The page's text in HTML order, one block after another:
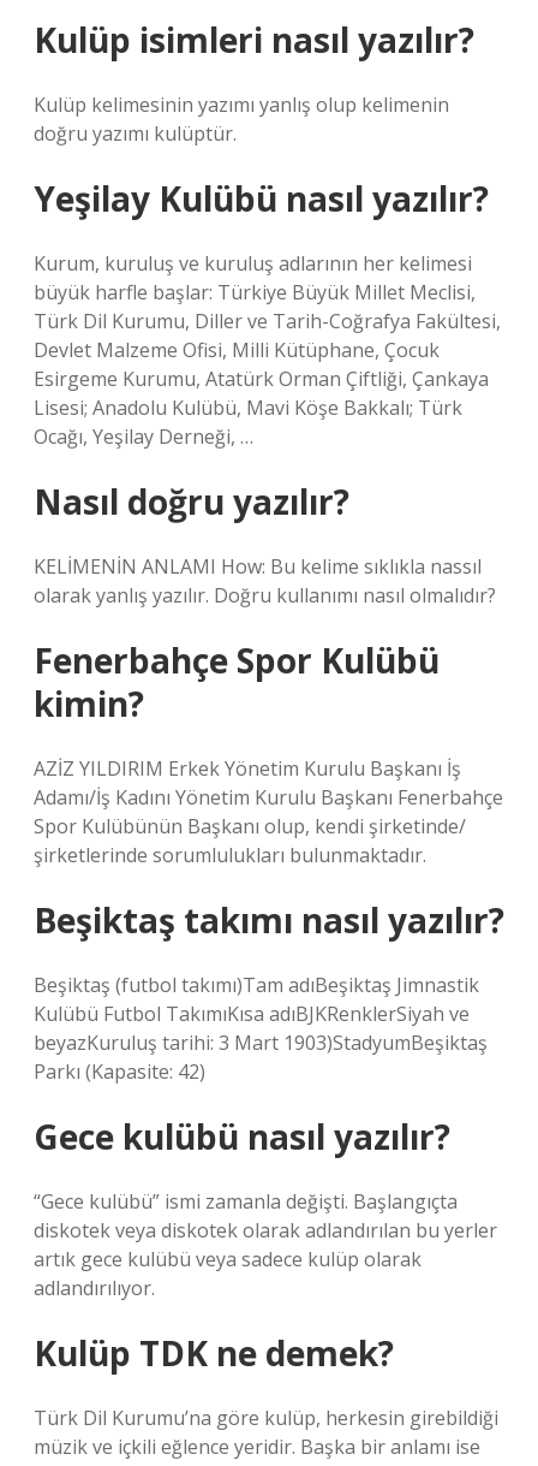
Kulüp isimleri nasıl yazılır?
Kulüp kelimesinin yazımı yanlış olup kelimenin
doğru yazımı kulüptür.
Yeşilay Kulübü nasıl yazılır?
Kurum, kuruluş ve kuruluş adlarının her kelimesi
büyük harfle başlar: Türkiye Büyük Millet Meclisi,
Türk Dil Kurumu, Diller ve Tarih-Coğrafya Fakültesi,
Devlet Malzeme Ofisi, Milli Kütüphane, Çocuk
Esirgeme Kurumu, Atatürk Orman Çiftliği, Çankaya
Lisesi; Anadolu Kulübü, Mavi Köşe Bakkalı; Türk
Ocağı, Yeşilay Derneği, …
Nasıl doğru yazılır?
KELİMENİN ANLAMI How: Bu kelime sıklıkla nassıl
olarak yanlış yazılır. Doğru kullanımı nasıl olmalıdır?
Fenerbahçe Spor Kulübü
kimin?
AZİZ YILDIRIM Erkek Yönetim Kurulu Başkanı İş
Adamı/İş Kadını Yönetim Kurulu Başkanı Fenerbahçe
Spor Kulübünün Başkanı olup, kendi şirketinde/
şirketlerinde sorumlulukları bulunmaktadır.
Beşiktaş takımı nasıl yazılır?
Beşiktaş (futbol takımı)Tam adıBeşiktaş Jimnastik
Kulübü Futbol TakımıKısa adıBJKRenklerSiyah ve
beyazKuruluş tarihi: 3 Mart 1903)StadyumBeşiktaş
Parkı (Kapasite: 42)
Gece kulübü nasıl yazılır?
“Gece kulübü” ismi zamanla değişti. Başlangıçta
diskotek veya diskotek olarak adlandırılan bu yerler
artık gece kulübü veya sadece kulüp olarak
adlandırılıyor.
Kulüp TDK ne demek?
Türk Dil Kurumu’na göre kulüp, herkesin girebildiği
müzik ve içkili eğlence yeridir. Başka bir anlamı ise